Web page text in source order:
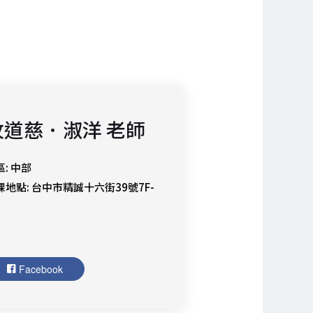
慈．淑洋 老師
: 中部
地點: 台中市精誠十六街39號7F-
Facebook